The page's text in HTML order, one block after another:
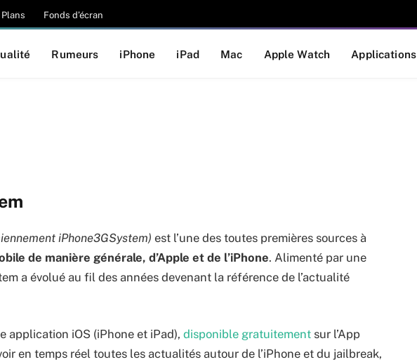
Fonds d’écran
Rumeurs iPhone iPad Mac Apple Watch Applications
iPhone3GSystem) est l’une des toutes premières sources à
de manière générale, d’Apple et de l’iPhone. Alimenté par une
a évolué au fil des années devenant la référence de l’actualité
application iOS (iPhone et iPad), disponible gratuitement sur l’App
en temps réel toutes les actualités autour de l’iPhone et du jailbreak,